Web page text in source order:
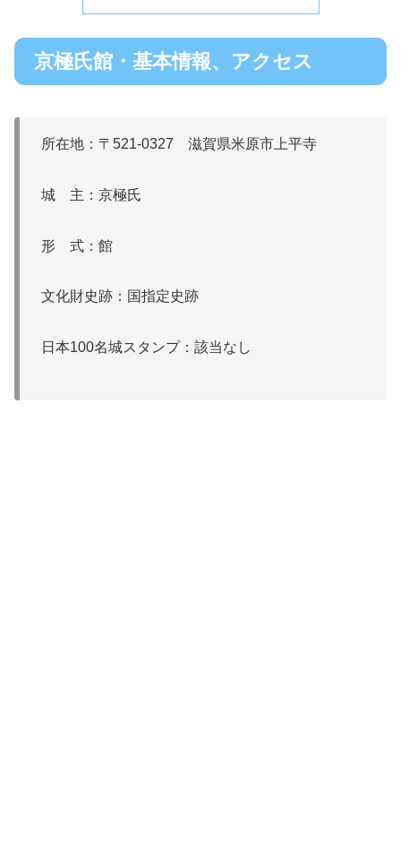
京極氏館・基本情報、アクセス
所在地：〒521‐0327 滋賀県米原市上平寺
城 主：京極氏
形 式：館
文化財史跡：国指定史跡
日本100名城スタンプ：該当なし